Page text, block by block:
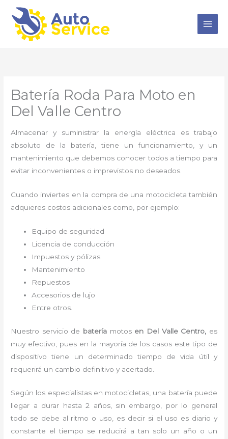
contenido
Batería Roda Para Moto en
Del Valle Centro
Almacenar y suministrar la energía eléctrica es trabajo
absoluto de la batería, tiene un funcionamiento, y un
mantenimiento que debemos conocer todos a tiempo para
evitar inconvenientes o imprevistos no deseados.
Cuando inviertes en la compra de una motocicleta también
adquieres costos adicionales como, por ejemplo:
Equipo de seguridad
Licencia de conducción
Impuestos y pólizas
Mantenimiento
Repuestos
Accesorios de lujo
Entre otros.
Nuestro servicio de batería motos en Del Valle Centro, es
muy efectivo, pues en la mayoría de los casos este tipo de
dispositivo tiene un determinado tiempo de vida útil y
requerirá un cambio definitivo y acertado.
Según los especialistas en motocicletas, una batería puede
llegar a durar hasta 2 años, sin embargo, por lo general
todo se debe al ritmo o uso, es decir si el uso es diario y
constante el tiempo se reducirá a tan solo un año o un